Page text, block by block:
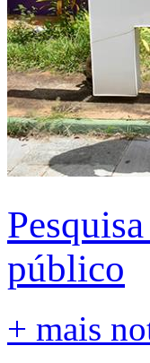
público
+ mais